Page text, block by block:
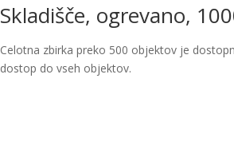
Skladišče, ogrevano,
Celotna zbirka preko 500 objektov je
dostop do vseh objektov.